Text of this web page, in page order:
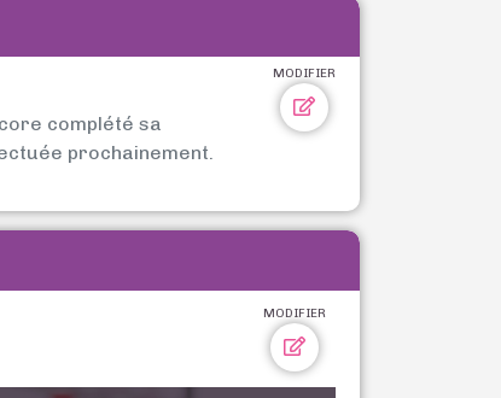
MODIFIER
complété sa
prochainement.
MODIFIER